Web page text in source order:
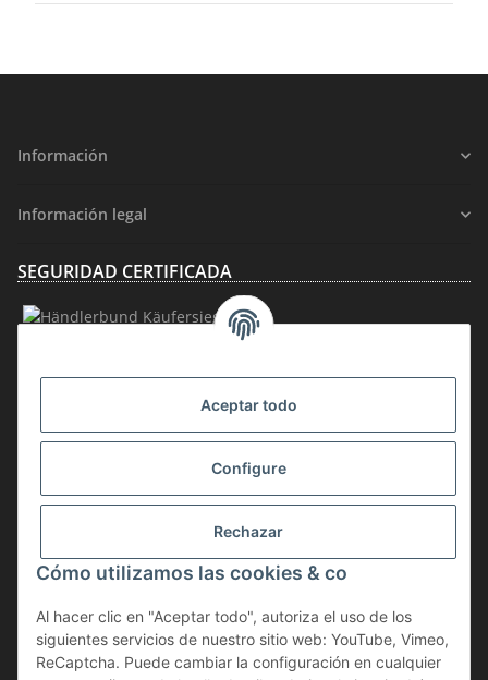
Aceptar todo
Configure
Rechazar
Cómo utilizamos las cookies & co
Al hacer clic en "Aceptar todo", autoriza el uso de los
siguientes servicios de nuestro sitio web: YouTube, Vimeo,
ReCaptcha. Puede cambiar la configuración en cualquier
Información
Información legal
SEGURIDAD CERTIFICADA
Desistir del contrato
La mercancía está sujeta al impuesto sobre la diferencia. Por lo tanto, el
IVA incluido en el precio de compra no se indica por separado en la
factura.